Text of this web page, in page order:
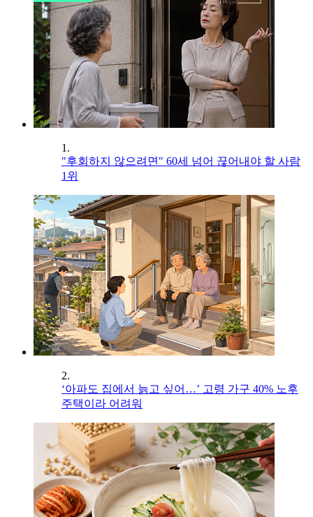
1.
"후회하지 않으려면" 60세 넘어 끊어내야 할 사람
1위
2.
‘아파도 집에서 늙고 싶어…’ 고령 가구 40% 노후
주택이라 어려워